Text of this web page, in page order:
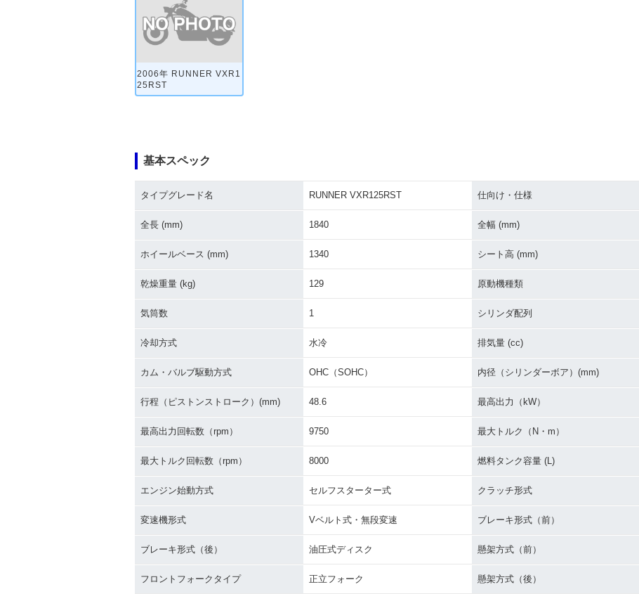
2006年 RUNNER VXR1
25RST
基本スペック
タイプグレード名 RUNNER VXR125RST 仕向け・仕様
全長 (mm) 1840 全幅 (mm)
ホイールベース (mm) 1340 シート高 (mm)
乾燥重量 (kg) 129 原動機種類
気筒数 1 シリンダ配列
冷却方式 水冷 排気量 (cc)
カム・バルブ駆動方式 OHC（SOHC） 内径（シリンダーボア）(mm)
行程（ピストンストローク）(mm) 48.6 最高出力（kW）
最高出力回転数（rpm） 9750 最大トルク（N・m）
最大トルク回転数（rpm） 8000 燃料タンク容量 (L)
エンジン始動方式 セルフスターター式 クラッチ形式
変速機形式 Vベルト式・無段変速 ブレーキ形式（前）
ブレーキ形式（後） 油圧式ディスク 懸架方式（前）
フロントフォークタイプ 正立フォーク 懸架方式（後）